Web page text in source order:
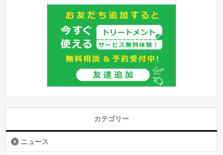
カテゴリー
ニュース